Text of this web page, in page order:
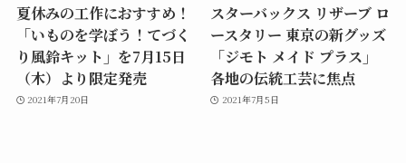
夏休みの工作におすすめ！
「いものを学ぼう！てづく
り風鈴キット」を7月15日
（木）より限定発売
2021年7月20日
スターバックス リザーブ ロ
ースタリー 東京の新グッズ
「ジモト メイド プラス」
各地の伝統工芸に焦点
2021年7月5日